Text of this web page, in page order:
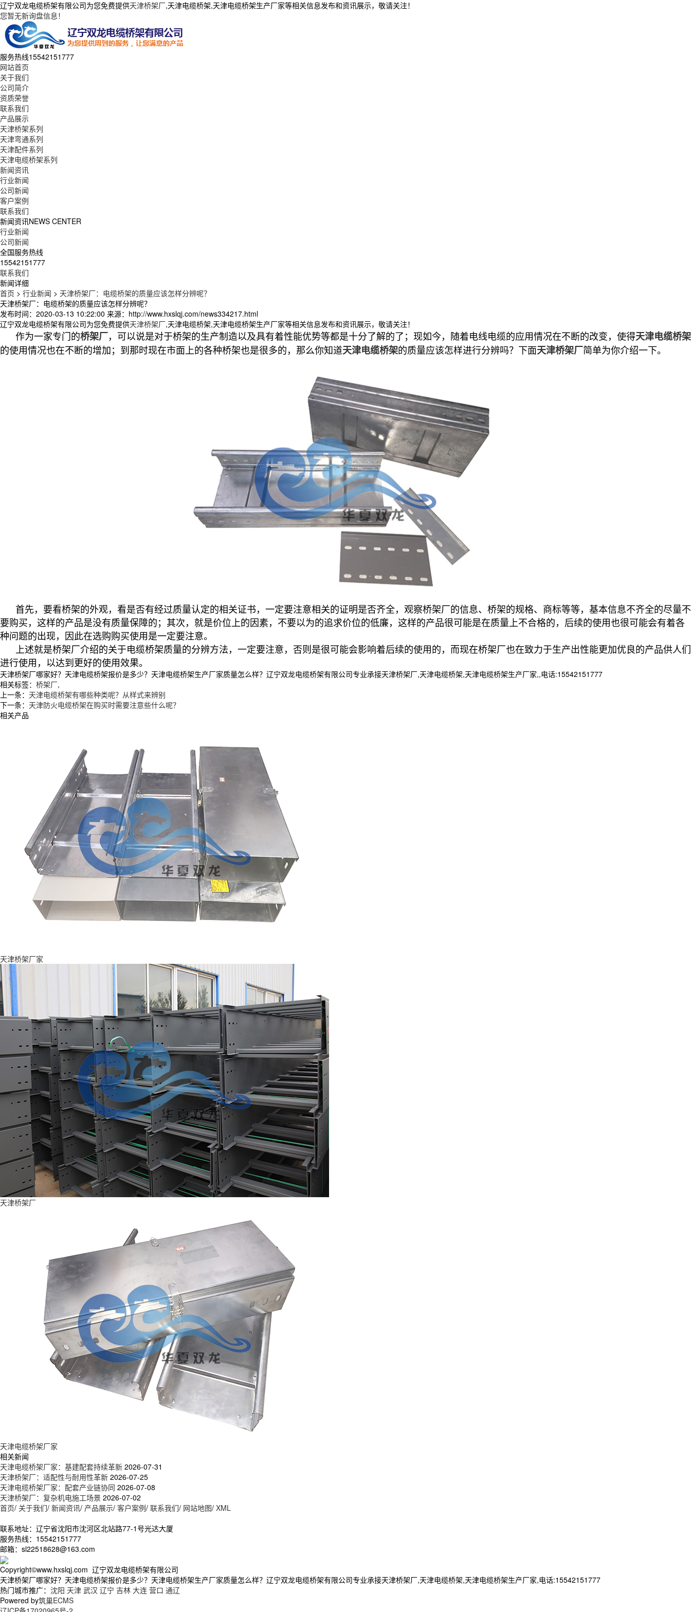
辽宁双龙电缆桥架有限公司为您免费提供天津桥架厂,天津电缆桥架,天津电缆桥架生产厂家等相关信息发布和资讯展示，敬请关注！
您暂无新询盘信息！
服务热线15542151777
网站首页
关于我们
公司简介
资质荣誉
联系我们
产品展示
天津桥架系列
天津弯通系列
天津配件系列
天津电缆桥架系列
新闻资讯
行业新闻
公司新闻
客户案例
联系我们
新闻资讯NEWS CENTER
行业新闻
公司新闻
全国服务热线
15542151777
联系我们
新闻详细
首页 > 行业新闻 > 天津桥架厂：电缆桥架的质量应该怎样分辨呢？
天津桥架厂：电缆桥架的质量应该怎样分辨呢？
发布时间：2020-03-13 10:22:00 来源：http://www.hxslqj.com/news334217.html
辽宁双龙电缆桥架有限公司为您免费提供天津桥架厂,天津电缆桥架,天津电缆桥架生产厂家等相关信息发布和资讯展示，敬请关注！
作为一家专门的桥架厂，可以说是对于桥架的生产制造以及具有着性能优势等都是十分了解的了；现如今，随着电线电缆的应用情况在不断的改变，使得天津电缆桥架
的使用情况也在不断的增加；到那时现在市面上的各种桥架也是很多的，那么你知道天津电缆桥架的质量应该怎样进行分辨吗？下面天津桥架厂简单为你介绍一下。
首先，要看桥架的外观，看是否有经过质量认定的相关证书，一定要注意相关的证明是否齐全，观察桥架厂的信息、桥架的规格、商标等等，基本信息不齐全的尽量不
要购买，这样的产品是没有质量保障的；其次，就是价位上的因素，不要以为的追求价位的低廉，这样的产品很可能是在质量上不合格的，后续的使用也很可能会有着各
种问题的出现，因此在选购购买使用是一定要注意。
上述就是桥架厂介绍的关于电缆桥架质量的分辨方法，一定要注意，否则是很可能会影响着后续的使用的，而现在桥架厂也在致力于生产出性能更加优良的产品供人们
进行使用，以达到更好的使用效果。
天津桥架厂哪家好？天津电缆桥架报价是多少？天津电缆桥架生产厂家质量怎么样？辽宁双龙电缆桥架有限公司专业承接天津桥架厂,天津电缆桥架,天津电缆桥架生产厂家,,电话:15542151777
相关标签： 桥架厂,
上一条： 天津电缆桥架有哪些种类呢？从样式来辨别
下一条： 天津防火电缆桥架在购买时需要注意些什么呢？
相关产品
天津桥架厂家
天津桥架厂
天津电缆桥架厂家
相关新闻
天津电缆桥架厂家：基建配套持续革新 2026-07-31
天津桥架厂：适配性与耐用性革新 2026-07-25
天津电缆桥架厂家：配套产业链协同 2026-07-08
天津桥架厂：复杂机电施工场景 2026-07-02
首页/ 关于我们/ 新闻资讯/ 产品展示/ 客户案例/ 联系我们/ 网站地图/ XML
联系地址：辽宁省沈阳市沈河区北站路77-1号光达大厦
服务热线：15542151777
邮箱：sl22518628@163.com
Copyright©www.hxslqj.com 辽宁双龙电缆桥架有限公司
天津桥架厂哪家好？天津电缆桥架报价是多少？天津电缆桥架生产厂家质量怎么样？辽宁双龙电缆桥架有限公司专业承接天津桥架厂,天津电缆桥架,天津电缆桥架生产厂家,电话:15542151777
热门城市推广： 沈阳 天津 武汉 辽宁 吉林 大连 营口 通辽
Powered by筑巢ECMS